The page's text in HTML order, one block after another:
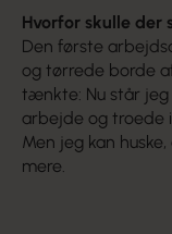
Hvorfor skulle der
Den første
og tørrede borde
tænkte: Nu står
arbejde og troede
Men jeg kan
mere.